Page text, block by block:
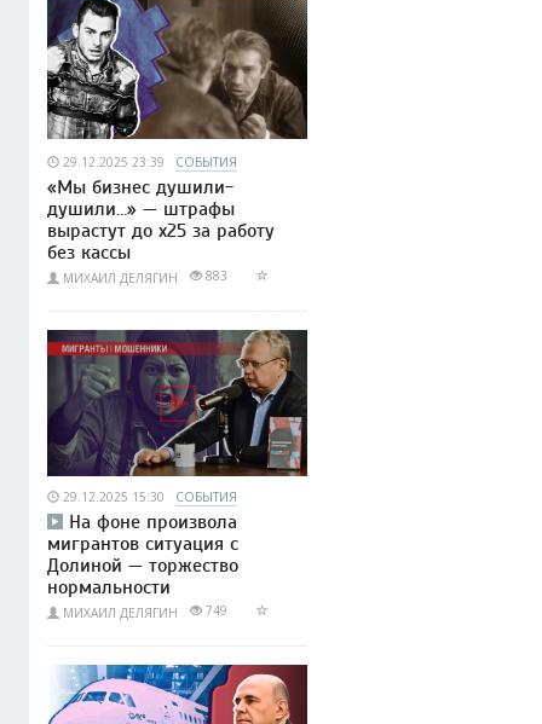
29.12.2025 23:39 СОБЫТИЯ
«Мы бизнес душили-
душили…» — штрафы
вырастут до x25 за работу
без кассы
МИХАИЛ ДЕЛЯГИН 883
29.12.2025 15:30 СОБЫТИЯ
На фоне произвола
мигрантов ситуация с
Долиной — торжество
нормальности
МИХАИЛ ДЕЛЯГИН 749